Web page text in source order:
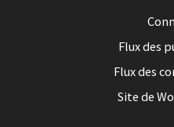
Flux des
Flux des
Site de